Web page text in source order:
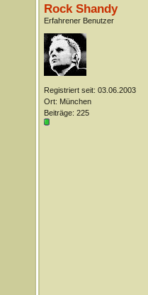
Rock Shandy
Erfahrener Benutzer
Registriert seit: 03.06.2003
Ort: München
Beiträge: 225